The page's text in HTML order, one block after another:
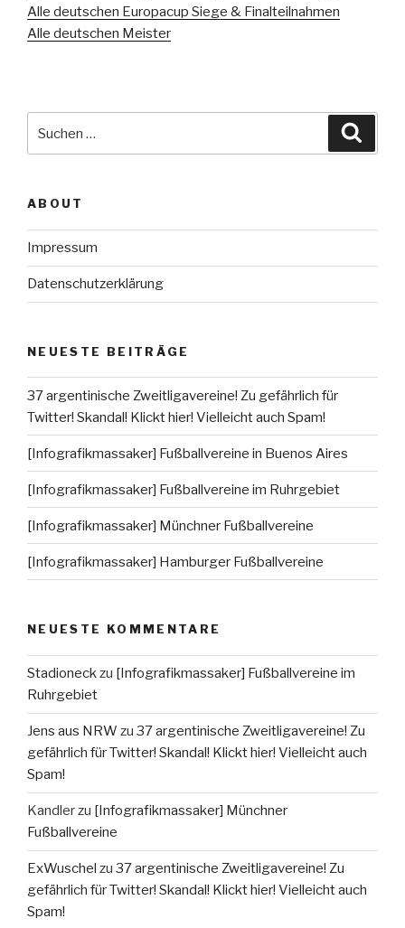
Alle deutschen Europacup Siege & Finalteilnahmen
Alle deutschen Meister
nach:
ABOUT
Impressum
Datenschutzerklärung
NEUESTE BEITRÄGE
37 argentinische Zweitligavereine! Zu gefährlich für
Twitter! Skandal! Klickt hier! Vielleicht auch Spam!
[Infografikmassaker] Fußballvereine in Buenos Aires
[Infografikmassaker] Fußballvereine im Ruhrgebiet
[Infografikmassaker] Münchner Fußballvereine
[Infografikmassaker] Hamburger Fußballvereine
NEUESTE KOMMENTARE
Stadioneckzu [Infografikmassaker] Fußballvereine im
Ruhrgebiet
Jens aus NRW zu 37 argentinische Zweitligavereine! Zu
gefährlich für Twitter! Skandal! Klickt hier! Vielleicht auch
Spam!
Kandlerzu [Infografikmassaker] Münchner
Fußballvereine
ExWuschel zu 37 argentinische Zweitligavereine! Zu
gefährlich für Twitter! Skandal! Klickt hier! Vielleicht auch
Spam!